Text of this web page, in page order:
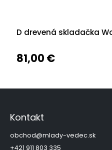
D drevená skladačka
81,00 €
Kontakt
obchod@mlady-vedec.sk
+421 911 803 335